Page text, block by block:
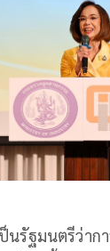
นรัฐมนตรีว่าก